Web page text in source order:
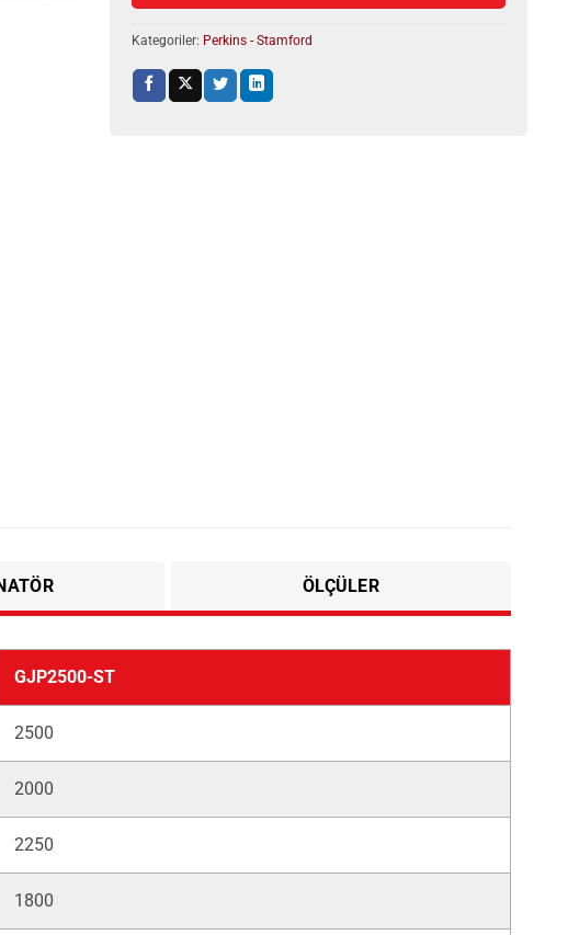
Kategoriler: Perkins - Stamford
ÖLÇÜLER
GJP2500-ST
2500
2000
2250
1800